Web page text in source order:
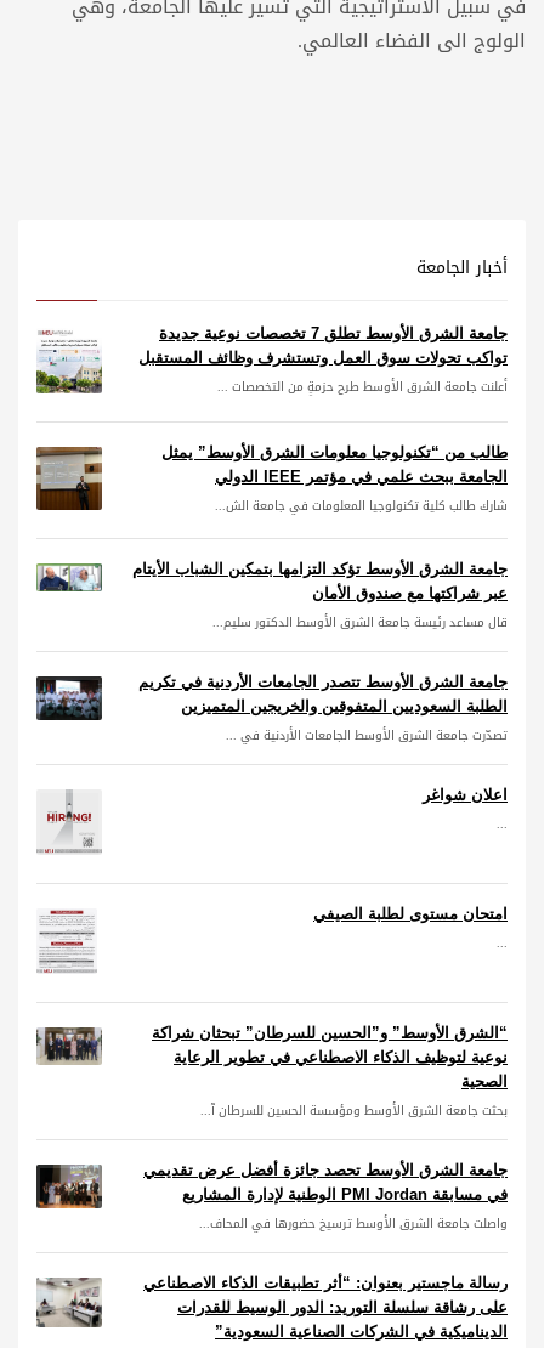
الولوج الى الفضاء العالمي.
أخبار الجامعة
جامعة الشرق الأوسط تطلق 7 تخصصات نوعية جديدة
تواكب تحولات سوق العمل وتستشرف وظائف المستقبل
أعلنت جامعة الشرق الأوسط طرح حزمةٍ من التخصصات ...
طالب من “تكنولوجيا معلومات الشرق الأوسط” يمثل
الجامعة ببحث علمي في مؤتمر IEEE الدولي
شارك طالب كلية تكنولوجيا المعلومات في جامعة الش...
جامعة الشرق الأوسط تؤكد التزامها بتمكين الشباب الأيتام
عبر شراكتها مع صندوق الأمان
قال مساعد رئيسة جامعة الشرق الأوسط الدكتور سليم...
جامعة الشرق الأوسط تتصدر الجامعات الأردنية في تكريم
الطلبة السعوديين المتفوقين والخريجين المتميزين
تصدّرت جامعة الشرق الأوسط الجامعات الأردنية في ...
اعلان شواغر
...
امتحان مستوى لطلبة الصيفي
...
“الشرق الأوسط” و”الحسين للسرطان” تبحثان شراكة
نوعية لتوظيف الذكاء الاصطناعي في تطوير الرعاية
الصحية
بحثت جامعة الشرق الأوسط ومؤسسة الحسين للسرطان آ...
جامعة الشرق الأوسط تحصد جائزة أفضل عرض تقديمي
في مسابقة PMI Jordan الوطنية لإدارة المشاريع
واصلت جامعة الشرق الأوسط ترسيخ حضورها في المحاف...
رسالة ماجستير بعنوان: “أثر تطبيقات الذكاء الاصطناعي
على رشاقة سلسلة التوريد: الدور الوسيط للقدرات
الديناميكية في الشركات الصناعية السعودية”